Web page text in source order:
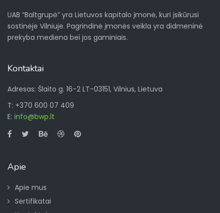
UAB “Baltgrupė” yra Lietuvos kapitalo įmonė, kuri įsikūrusi
sostinėje Vilniuje. Pagrindinė įmonės veikla yra didmeninė
prekyba mediena bei jos gaminiais.
Kontaktai
Adresas: Šlaito g. 16-2 LT-03151, Vilnius, Lietuva
T: +370 600 07 409
E: info@bwp.lt
Apie
Apie mus
Sertifikatai